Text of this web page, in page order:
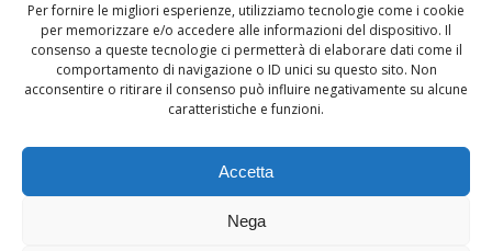
Per fornire le migliori esperienze, utilizziamo tecnologie come i cookie
per memorizzare e/o accedere alle informazioni del dispositivo. Il
consenso a queste tecnologie ci permetterà di elaborare dati come il
comportamento di navigazione o ID unici su questo sito. Non
acconsentire o ritirare il consenso può influire negativamente su alcune
caratteristiche e funzioni.
Accetta
Nega
+39 339 748 6635